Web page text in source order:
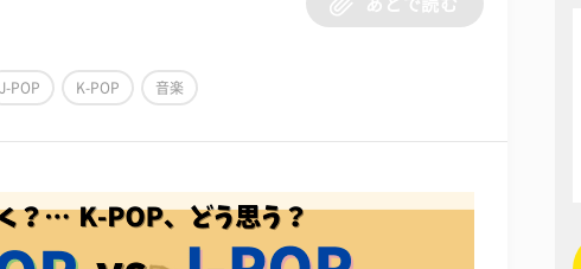
あとで読む
J-POP K-POP 音楽